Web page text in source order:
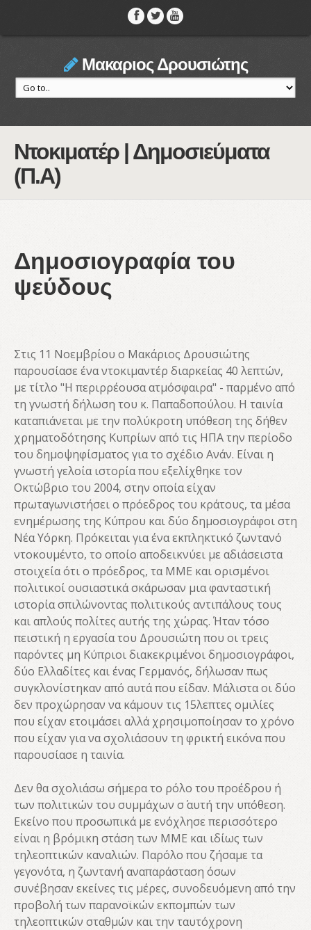
Μακαριος Δρουσιώτης
Ντοκιματέρ | Δημοσιεύματα
(Π.Α)
Δημοσιογραφία του
ψεύδους
Στις 11 Νοεμβρίου ο Μακάριος Δρουσιώτης
παρουσίασε ένα ντοκιμαντέρ διαρκείας 40 λεπτών,
με τίτλο "Η περιρρέουσα ατμόσφαιρα" - παρμένο από
τη γνωστή δήλωση του κ. Παπαδοπούλου. Η ταινία
καταπιάνεται με την πολύκροτη υπόθεση της δήθεν
χρηματοδότησης Κυπρίων από τις ΗΠΑ την περίοδο
του δημοψηφίσματος για το σχέδιο Ανάν. Είναι η
γνωστή γελοία ιστορία που εξελίχθηκε τον
Οκτώβριο του 2004, στην οποία είχαν
πρωταγωνιστήσει ο πρόεδρος του κράτους, τα μέσα
ενημέρωσης της Κύπρου και δύο δημοσιογράφοι στη
Νέα Υόρκη. Πρόκειται για ένα εκπληκτικό ζωντανό
ντοκουμέντο, το οποίο αποδεικνύει με αδιάσειστα
στοιχεία ότι ο πρόεδρος, τα ΜΜΕ και ορισμένοι
πολιτικοί ουσιαστικά σκάρωσαν μια φανταστική
ιστορία σπιλώνοντας πολιτικούς αντιπάλους τους
και απλούς πολίτες αυτής της χώρας. Ήταν τόσο
πειστική η εργασία του Δρουσιώτη που οι τρεις
παρόντες μη Κύπριοι διακεκριμένοι δημοσιογράφοι,
δύο Ελλαδίτες και ένας Γερμανός, δήλωσαν πως
συγκλονίστηκαν από αυτά που είδαν. Μάλιστα οι δύο
δεν προχώρησαν να κάμουν τις 15λεπτες ομιλίες
που είχαν ετοιμάσει αλλά χρησιμοποίησαν το χρόνο
που είχαν για να σχολιάσουν τη φρικτή εικόνα που
παρουσίασε η ταινία.
Δεν θα σχολιάσω σήμερα το ρόλο του προέδρου ή
των πολιτικών του συμμάχων σ΄ αυτή την υπόθεση.
Εκείνο που προσωπικά με ενόχλησε περισσότερο
είναι η βρόμικη στάση των ΜΜΕ και ιδίως των
τηλεοπτικών καναλιών. Παρόλο που ζήσαμε τα
γεγονότα, η ζωντανή αναπαράσταση όσων
συνέβησαν εκείνες τις μέρες, συνοδευόμενη από την
προβολή των παρανοϊκών εκπομπών των
τηλεοπτικών σταθμών και την ταυτόχρονη